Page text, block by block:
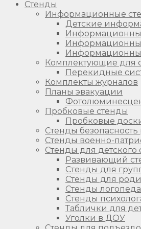
Стенды
Информационные
Детские
Комплектующие для
Перекидные
Комплекты журналов
Планы эвакуации
Пробковые стенды
Пробковые
Стенды
Стенды военно-
Стенды для детского
Развивающий
Стенды для
Стенды для
Стенды
Стенды
Таблички для
Уголки в ДОУ